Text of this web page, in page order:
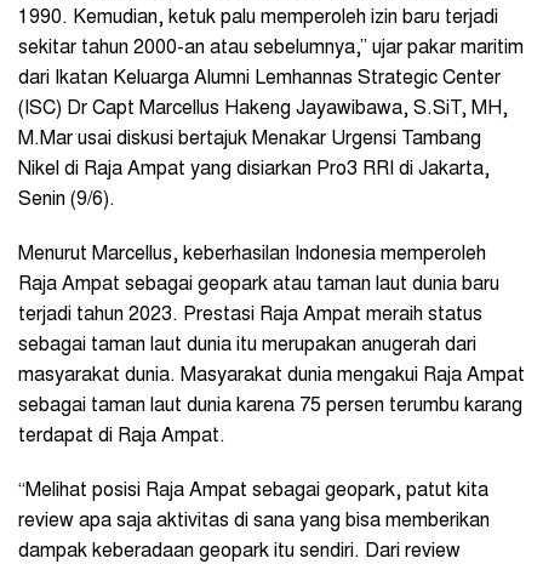
1990. Kemudian, ketuk palu memperoleh izin baru terjadi
sekitar tahun 2000-an atau sebelumnya,” ujar pakar maritim
dari Ikatan Keluarga Alumni Lemhannas Strategic Center
(ISC) Dr Capt Marcellus Hakeng Jayawibawa, S.SiT, MH,
M.Mar usai diskusi bertajuk Menakar Urgensi Tambang
Nikel di Raja Ampat yang disiarkan Pro3 RRI di Jakarta,
Senin (9/6).
Menurut Marcellus, keberhasilan Indonesia memperoleh
Raja Ampat sebagai geopark atau taman laut dunia baru
terjadi tahun 2023. Prestasi Raja Ampat meraih status
sebagai taman laut dunia itu merupakan anugerah dari
masyarakat dunia. Masyarakat dunia mengakui Raja Ampat
sebagai taman laut dunia karena 75 persen terumbu karang
terdapat di Raja Ampat.
“Melihat posisi Raja Ampat sebagai geopark, patut kita
review apa saja aktivitas di sana yang bisa memberikan
dampak keberadaan geopark itu sendiri. Dari review